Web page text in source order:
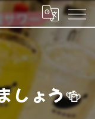
しょう🍻